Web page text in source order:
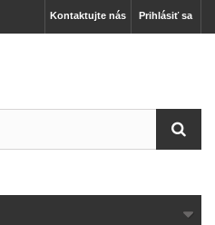
Prihlásiť sa
Kontaktujte nás